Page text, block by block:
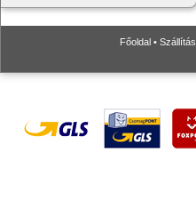
Főoldal • Szállítás